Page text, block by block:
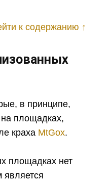
к содержанию ↑
в принципе,
площадках,
краха MtGox.
площадках нет
является